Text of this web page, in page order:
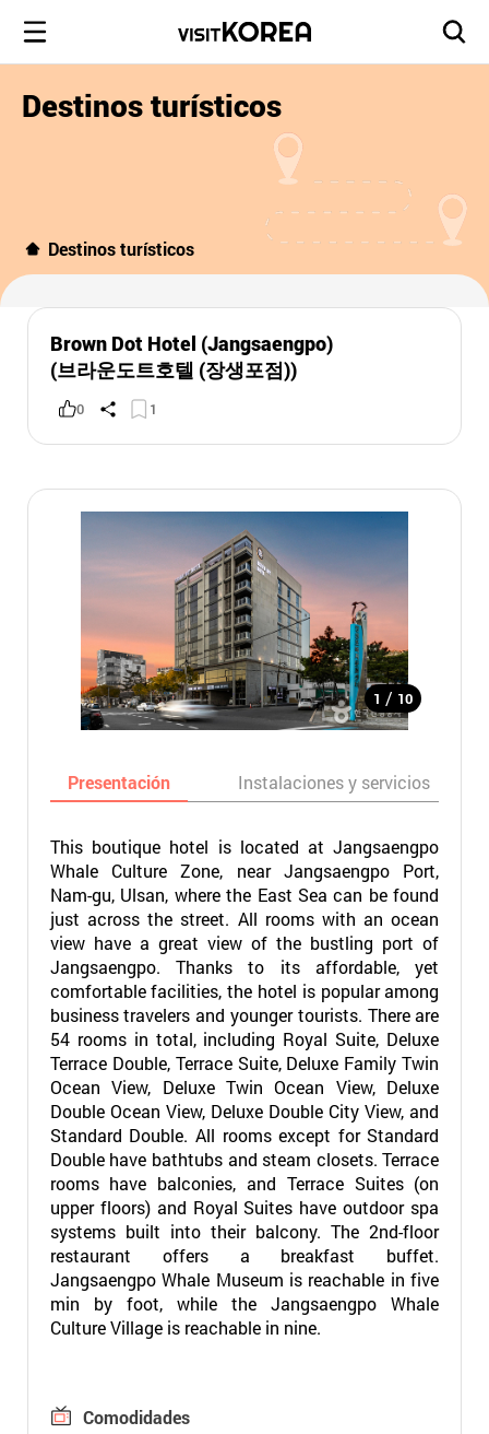
Destinos turísticos
Destinos turísticos
Brown Dot Hotel (Jangsaengpo)
(브라운도트호텔 (장생포점))
0 1
1 / 10
Presentación Instalaciones y servicios
This boutique hotel is located at Jangsaengpo
Whale Culture Zone, near Jangsaengpo Port,
Nam-gu, Ulsan, where the East Sea can be found
just across the street. All rooms with an ocean
view have a great view of the bustling port of
Jangsaengpo. Thanks to its affordable, yet
comfortable facilities, the hotel is popular among
business travelers and younger tourists. There are
54 rooms in total, including Royal Suite, Deluxe
Terrace Double, Terrace Suite, Deluxe Family Twin
Ocean View, Deluxe Twin Ocean View, Deluxe
Double Ocean View, Deluxe Double City View, and
Standard Double. All rooms except for Standard
Double have bathtubs and steam closets. Terrace
rooms have balconies, and Terrace Suites (on
upper floors) and Royal Suites have outdoor spa
systems built into their balcony. The 2nd-floor
restaurant offers a breakfast buffet.
Jangsaengpo Whale Museum is reachable in five
min by foot, while the Jangsaengpo Whale
Culture Village is reachable in nine.
Comodidades